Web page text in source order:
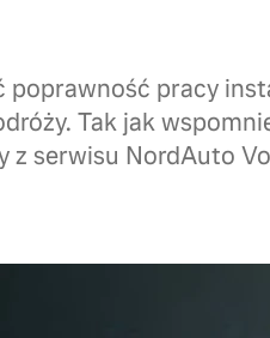
poprawność pracy
Tak jak
z serwisu NordAuto